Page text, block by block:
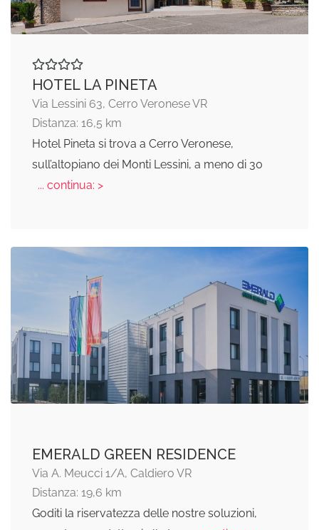
HOTEL LA PINETA
Via Lessini 63, Cerro Veronese VR
Distanza: 16,5 km
Hotel Pineta si trova a Cerro Veronese,
sull’altopiano dei Monti Lessini, a meno di 30
... continua: >
EMERALD GREEN RESIDENCE
Via A. Meucci 1/A, Caldiero VR
Distanza: 19,6 km
Goditi la riservatezza delle nostre soluzioni,